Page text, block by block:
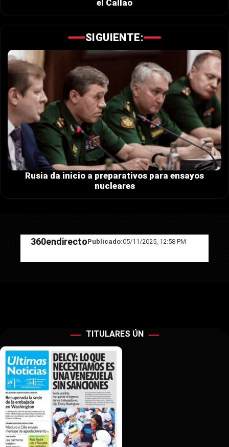
el Callao
SIGUIENTE:
Rusia da inicio a preparativos para ensayos
nucleares
360endirectoPublicado:05/11/2025, 12:58 PM
TITULARES ÚN